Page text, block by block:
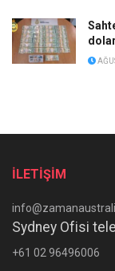
İLETİŞİM
Sydney Ofisi
+61 02 96496006